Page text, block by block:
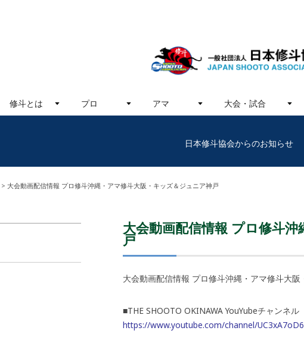
修斗とは プロ アマ 大会・試合
日本修斗協会からのお知らせ
大会動画配信情報 プロ修斗沖縄・アマ修斗大阪・キッズ＆ジュニア神戸
大会動画配信情報 プロ修斗
戸
大会動画配信情報 プロ修斗沖縄・アマ修斗大
■THE SHOOTO OKINAWA YouYubeチャンネル
https://www.youtube.com/channel/